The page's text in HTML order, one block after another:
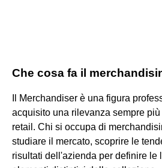
Che cosa fa il
Il Merchandiser è una figura
acquisito una rilevanza sempre
retail. Chi si occupa di
studiare il mercato, scoprire le
risultati dell'azienda per definire le